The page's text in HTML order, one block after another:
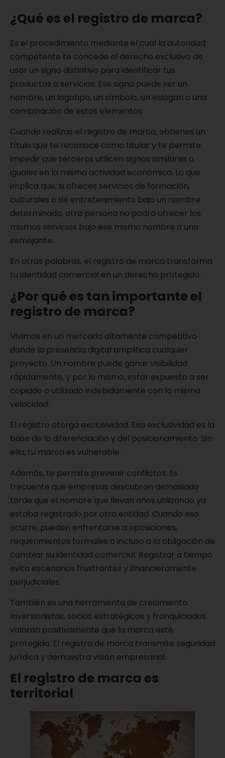
¿Qué es el registro de marca?
Es el procedimiento mediante el cual la autoridad
competente te concede el derecho exclusivo de
usar un signo distintivo para identificar tus
productos o servicios. Ese signo puede ser un
nombre, un logotipo, un símbolo, un eslogan o una
combinación de estos elementos.
Cuando realizas el registro de marca, obtienes un
título que te reconoce como titular y te permite
impedir que terceros utilicen signos similares o
iguales en la misma actividad económica. Lo que
implica que, si ofreces servicios de formación,
culturales o de entretenimiento bajo un nombre
determinado, otra persona no podrá ofrecer los
mismos servicios bajo ese mismo nombre o uno
semejante.
En otras palabras, el registro de marca transforma
tu identidad comercial en un derecho protegido.
¿Por qué es tan importante el
registro de marca?
Vivimos en un mercado altamente competitivo
donde la presencia digital amplifica cualquier
proyecto. Un nombre puede ganar visibilidad
rápidamente, y por lo mismo, estar expuesto a ser
copiado o utilizado indebidamente con la misma
velocidad.
El registro otorga exclusividad. Esa exclusividad es la
base de la diferenciación y del posicionamiento. Sin
ella, tu marca es vulnerable.
Además, te permite prevenir conflictos. Es
frecuente que empresas descubran demasiado
tarde que el nombre que llevan años utilizando ya
estaba registrado por otra entidad. Cuando eso
ocurre, pueden enfrentarse a oposiciones,
requerimientos formales o incluso a la obligación de
cambiar su identidad comercial. Registrar a tiempo
evita escenarios frustrantes y financieramente
perjudiciales.
También es una herramienta de crecimiento.
Inversionistas, socios estratégicos y franquiciados
valoran positivamente que la marca esté
protegida. El registro de marca transmite seguridad
jurídica y demuestra visión empresarial.
El registro de marca es
territorial